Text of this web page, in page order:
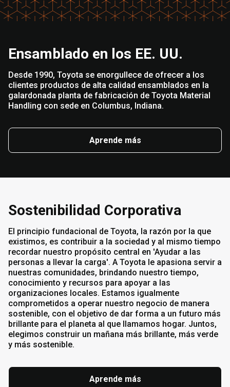
Ensamblado en los EE. UU.
Desde 1990, Toyota se enorgullece de ofrecer a los
clientes productos de alta calidad ensamblados en la
galardonada planta de fabricación de Toyota Material
Handling con sede en Columbus, Indiana.
Aprende más
Sostenibilidad Corporativa
El principio fundacional de Toyota, la razón por la que
existimos, es contribuir a la sociedad y al mismo tiempo
recordar nuestro propósito central en 'Ayudar a las
personas a llevar la carga'. A Toyota le apasiona servir a
nuestras comunidades, brindando nuestro tiempo,
conocimiento y recursos para apoyar a las
organizaciones locales. Estamos igualmente
comprometidos a operar nuestro negocio de manera
sostenible, con el objetivo de dar forma a un futuro más
brillante para el planeta al que llamamos hogar. Juntos,
elegimos construir un mañana más brillante, más verde
y más sostenible.
Aprende más